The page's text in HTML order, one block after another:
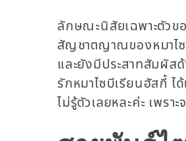
ลักษณะนิสัยเฉพาะตัว
สัญชาตญาณของหมาไซ
และยังมีประสาทสัมผัส
รักหมาไซบีเรียนฮัสกี้
ไม่รู้ตัวเลยหละค่ะ เพร